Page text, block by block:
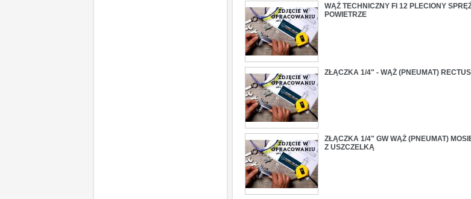
WĄŻ TECHNICZNY FI 12 PLECIONY
POWIETRZE
ZŁĄCZKA 1/4" - WĄŻ (PNEUMAT) RECTUS
ZŁĄCZKA 1/4" GW WĄŻ (PNEUMAT)
Z USZCZELKĄ